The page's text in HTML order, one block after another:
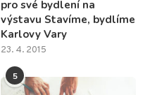
pro své bydlení na
výstavu Stavíme, bydlíme
Karlovy Vary
23. 4. 2015
5